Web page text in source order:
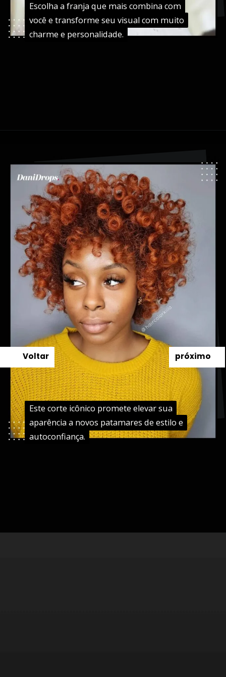
Escolha a franja que mais combina com
você e transforme seu visual com muito
charme e personalidade.
Escolha a franja que mais combina com
você e transforme seu visual com muito
charme e personalidade.
Este corte icônico promete elevar sua
aparência a novos patamares de estilo e
autoconfiança.
Este corte icônico promete elevar sua
aparência a novos patamares de estilo e
autoconfiança.
próximo
Voltar